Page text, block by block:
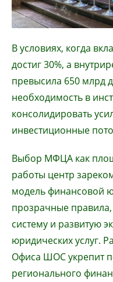
В условиях, когда
достиг 30%, а
превысила 650 млрд
необходимость в
консолидировать
инвестиционные
Выбор МФЦА как
работы центр
модель финансовой
прозрачные
систему и развитую
юридических услуг.
Офиса ШОС укрепит
регионального